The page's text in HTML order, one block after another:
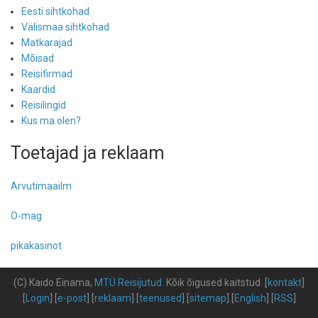
Eesti sihtkohad
Välismaa sihtkohad
Matkarajad
Mõisad
Reisifirmad
Kaardid
Reisilingid
Kus ma olen?
Toetajad ja reklaam
Arvutimaailm
O-mag
pikakasinot
(C) Kaido Einama, MTÜ Reisijutud Kõik õigused kaitstud kontakt
Login e-post] [ reklaam teenused sitemap English RSS